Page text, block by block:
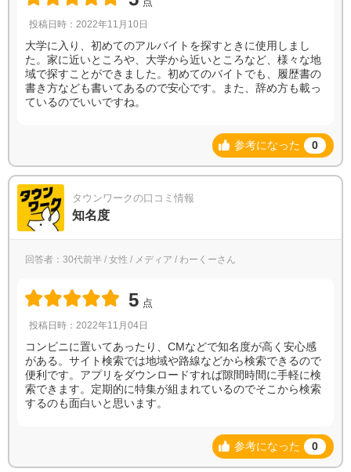
投稿日時：2022年11月10日
大学に入り、初めてのアルバイトを探すときに使用しまし
た。家に近いところや、大学から近いところなど、様々な地
域で探すことができました。初めてのバイトでも、履歴書の
書き方なども書いてあるので安心です。また、辞め方も載っ
ているのでいいですね。
参考になった 0
タウンワークの口コミ情報
知名度
回答者：30代前半 / 女性 / メディア / わーくーさん
5 点
投稿日時：2022年11月04日
コンビニに置いてあったり、CMなどで知名度が高く安心感
がある。サイト検索では地域や路線などから検索できるので
便利です。アプリをダウンロードすれば隙間時間に手軽に検
索できます。定期的に特集が組まれているのでそこから検索
するのも面白いと思います。
参考になった 0